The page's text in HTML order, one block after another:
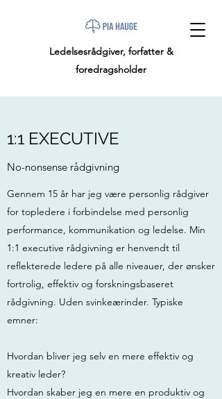
Ledelsesrådgiver, forfatter &
foredragsholder
1:1 EXECUTIVE
No-nonsense rådgivning
Gennem 15 år har jeg være personlig rådgiver
for topledere i forbindelse med personlig
performance, kommunikation og ledelse. Min
1:1 executive rådgivning er henvendt til
reflekterede ledere på alle niveauer, der ønsker
fortrolig, effektiv og forskningsbaseret
rådgivning. Uden svinkeærinder. Typiske
emner:
Hvordan bliver jeg selv en mere effektiv og
kreativ leder?
Hvordan skaber jeg en mere en produktiv og